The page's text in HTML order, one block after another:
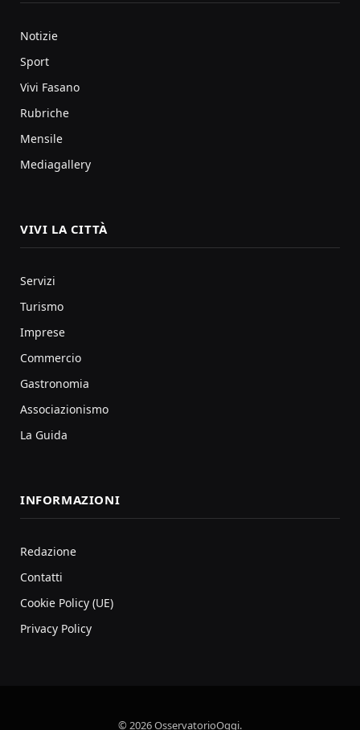
Notizie
Sport
Vivi Fasano
Rubriche
Mensile
Mediagallery
VIVI LA CITTÀ
Servizi
Turismo
Imprese
Commercio
Gastronomia
Associazionismo
La Guida
INFORMAZIONI
Redazione
Contatti
Cookie Policy (UE)
Privacy Policy
© 2026 OsservatorioOggi.